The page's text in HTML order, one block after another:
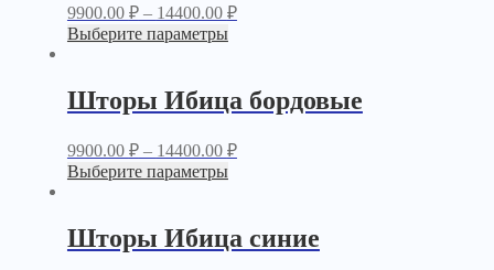
9900.00 ₽– 14400.00 ₽
Выберите параметры
Шторы Ибица бордовые
9900.00 ₽– 14400.00 ₽
Выберите параметры
Шторы Ибица синие